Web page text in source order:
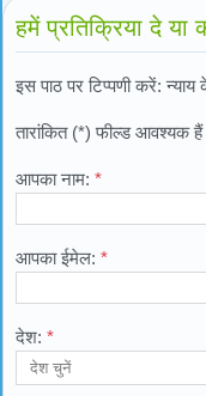
हमें प्रतिक्रिया दे या
इस पाठ पर टिप्पणी करें:
तारांकित (*) फील्ड आवश्यक
आपका नाम: *
आपका ईमेल: *
देश: *